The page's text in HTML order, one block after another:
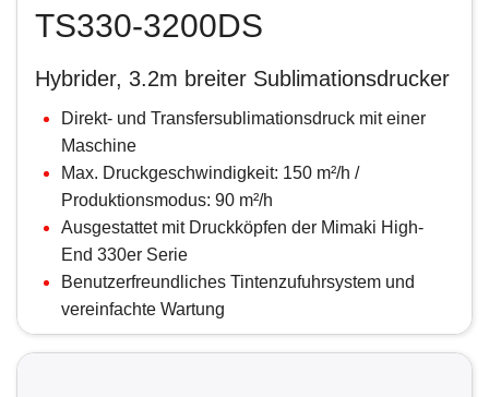
TS330-3200DS
Hybrider, 3.2m breiter Sublimationsdrucker
Direkt- und Transfersublimationsdruck mit einer
Maschine
Max. Druckgeschwindigkeit: 150 m²/h /
Produktionsmodus: 90 m²/h
Ausgestattet mit Druckköpfen der Mimaki High-
End 330er Serie
Benutzerfreundliches Tintenzufuhrsystem und
vereinfachte Wartung